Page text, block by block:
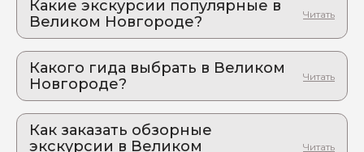
Какие экскурсии популярные в
Великом Новгороде?
Новгород
Древний град на Волхове: там, где звонили
вечевые колокола
2. Экскурсия и мастер-класс по росписи
стеклянных игрушек
Магия стекла: создайте свою уникальную игрушку
Какого гида выбрать в Великом
Новгороде?
2. Наталья.Я 630
Как заказать обзорные
экскурсии в Великом